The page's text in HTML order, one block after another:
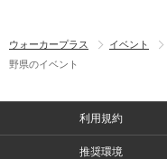
ウォーカープラス イベント
野県のイベント
利用規約
推奨環境